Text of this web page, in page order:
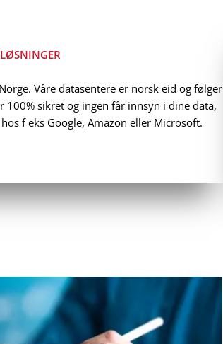
Våre datasentere er norsk eid og følger
sikret og ingen får innsyn i dine data,
f eks Google, Amazon eller Microsoft.